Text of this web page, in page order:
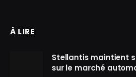
À LIRE
Stellantis maintient
sur le marché